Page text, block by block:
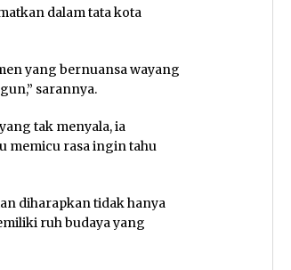
dalam tata kota
yang bernuansa wayang
sarannya.
tak menyala, ia
memicu rasa ingin tahu
diharapkan tidak hanya
ruh budaya yang